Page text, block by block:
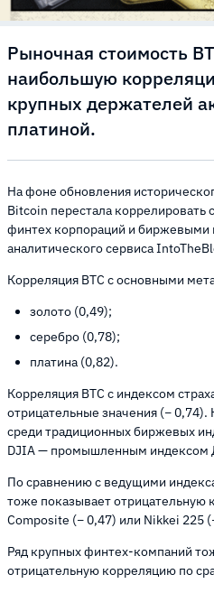
Рыночная стоимость
наибольшую
крупных держателей
платиной.
На фоне обновления
Bitcoin перестала коррелировать
финтех корпораций и биржевыми
аналитического сервиса
Корреляция BTC с основными
золото (0,49);
серебро (0,78);
платина (0,82).
Корреляция BTC c индексом
отрицательные значения (−
среди традиционных биржевых
DJIA — промышленным индексом
По сравнению с ведущими
тоже показывает отрицательную
Composite (− 0,47) или Nikkei 225
Ряд крупных финтех-компаний
отрицательную корреляцию по